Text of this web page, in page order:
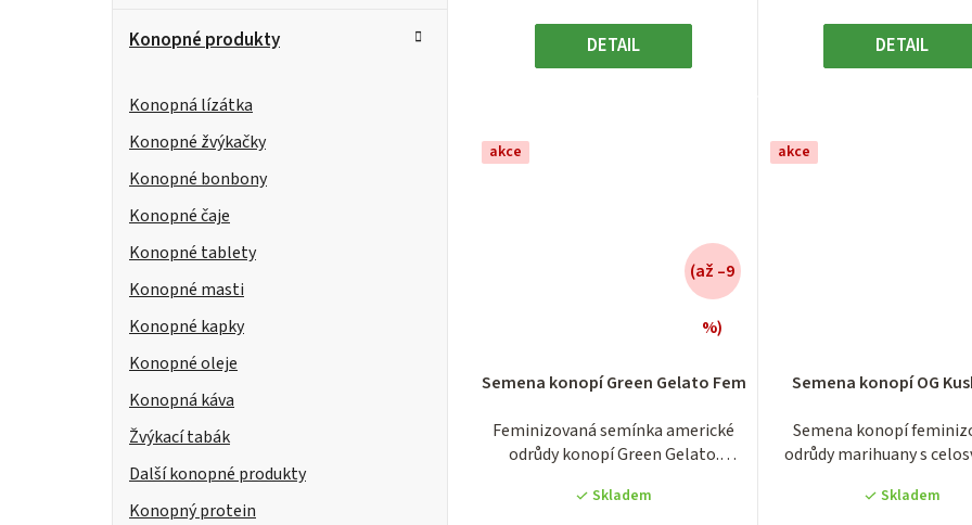
Konopné produkty
Konopná lízátka
Konopné žvýkačky
Konopné bonbony
Konopné čaje
Konopné tablety
Konopné masti
Konopné kapky
Konopné oleje
Konopná káva
Žvýkací tabák
Další konopné produkty
Konopný protein
DETAIL DETAIL
akce
Semena konopí Green Gelato Fem
Feminizovaná semínka americké
odrůdy konopí Green Gelato.
Skladem
(až –9
%)
produktu
3,9
z
hvězdiček.
akce
Semena konopí OG
Semena konopí
odrůdy marihuany s
Skladem
produktu
3,8
z
hvězdiček.